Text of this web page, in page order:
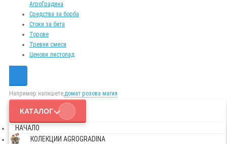
АгроГрадина
Средства за борба
Стоки за бита
Торове
Тревни смеси
Ценови листопад
Например напишете,домат розова магия
КАТАЛОГ
НАЧАЛО
КОЛЕКЦИИ AGROGRADINA